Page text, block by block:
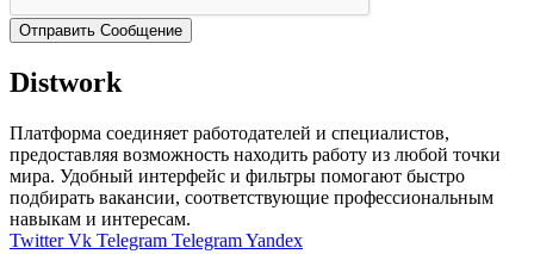
Отправить Сообщение
Distwork
Платформа соединяет работодателей и специалистов,
предоставляя возможность находить работу из любой точки
мира. Удобный интерфейс и фильтры помогают быстро
подбирать вакансии, соответствующие профессиональным
навыкам и интересам.
Twitter Vk Telegram TelegramYandex